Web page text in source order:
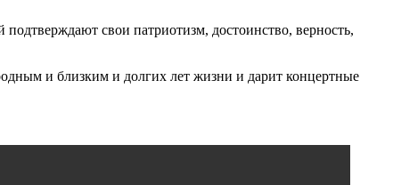
свои патриотизм, достоинство, верность,
и близким и долгих лет жизни и дарит концертные